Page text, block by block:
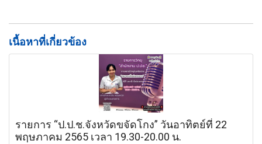
เนื้อหาที่เกี่ยวข้อง
รายการ “ป.ป.ช.จังหวัดขจัดโกง” วันอาทิตย์ที่ 22
พฤษภาคม 2565 เวลา 19.30-20.00 น.